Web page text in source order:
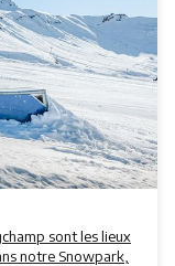
sont les lieux
notre Snowpark,